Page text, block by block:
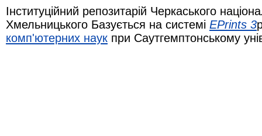
Інституційний репозитарій Черкаського
Хмельницького Базується на системі EPrints 3
комп'ютерних наук при Саутгемптонському